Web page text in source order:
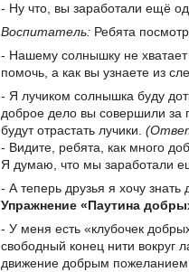
- Ну что, вы заработали ещё
Воспитатель: Ребята
- Нашему солнышку не
помочь, а как вы узнаете из
- Я лучиком солнышка буду
доброе дело вы совершили
будут отрастать лучики.
- Видите, ребята, как много
Я думаю, что мы заработали
- А теперь друзья я хочу
Упражнение «Паутина
- У меня есть «клубочек
свободный конец нити вокруг
движение добрым